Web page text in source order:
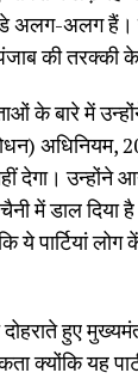
अलग हैं।
की तरक्की
के बारे में उन्होंने
अधिनियम,
देगा। उन्होंने
में डाल
ये पार्टियां
दोहराते हुए
क्योंकि यह